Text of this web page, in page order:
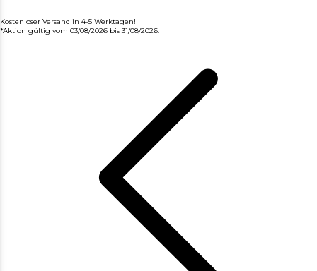
Kostenloser Versand in 4-5 Werktagen!
*Aktion gültig vom 03/08/2026 bis 31/08/2026.